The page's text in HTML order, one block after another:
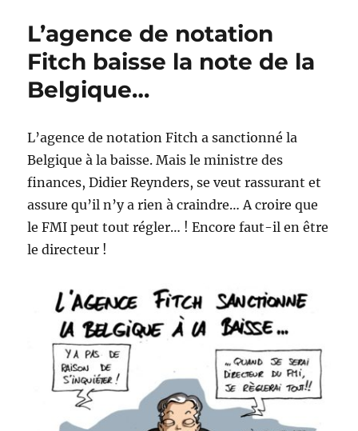
du
L’agence de notation
Fitch baisse la note de la
Belgique…
L’agence de notation Fitch a sanctionné la
Belgique à la baisse. Mais le ministre des
finances, Didier Reynders, se veut rassurant et
assure qu’il n’y a rien à craindre… A croire que
le FMI peut tout régler… ! Encore faut-il en être
le directeur !